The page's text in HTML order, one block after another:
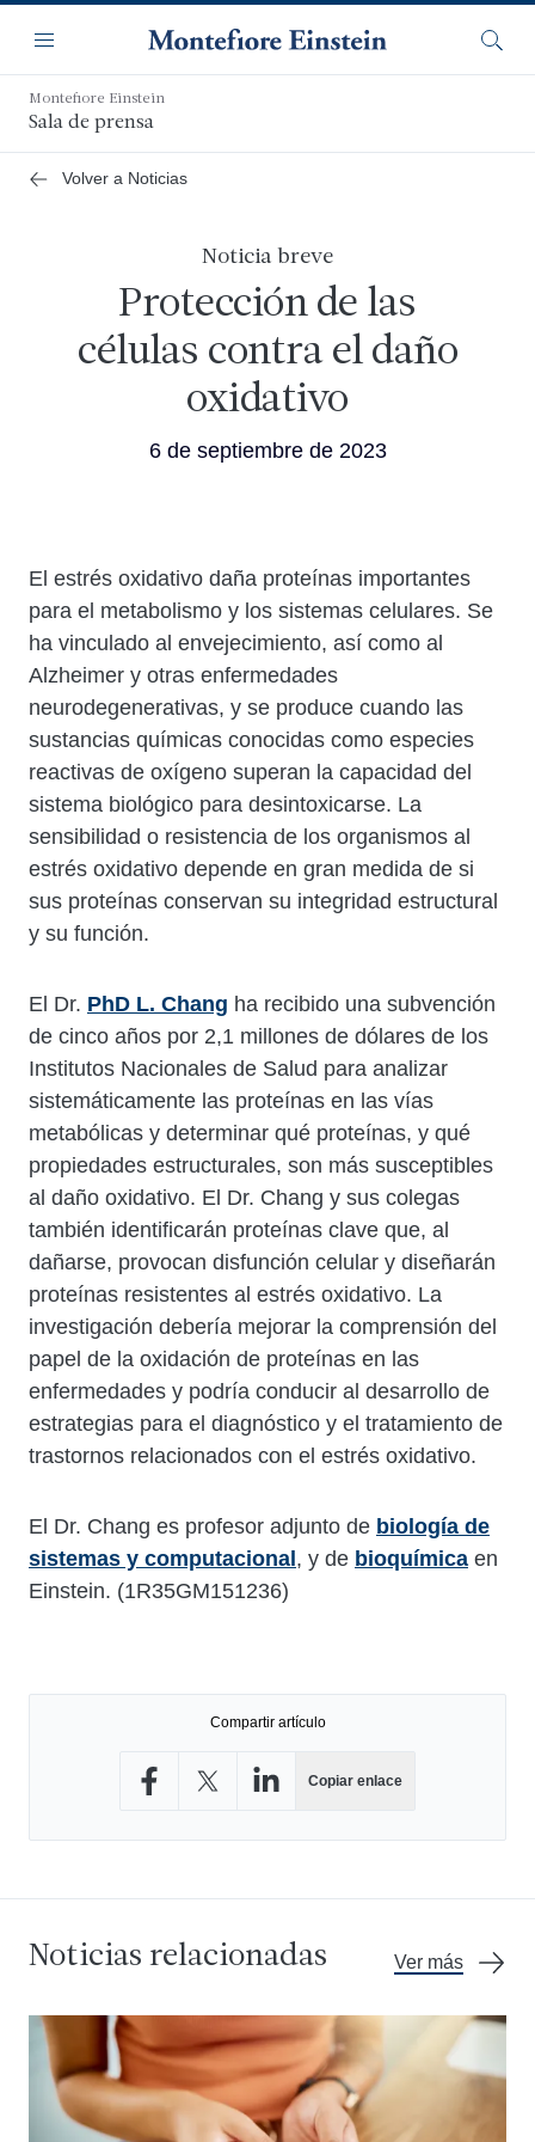
contenido
principal
Navegación
Menú
Montefiore Einstein
Sala de prensa
Volver a Noticias
Noticia breve
Protección de las
células contra el daño
oxidativo
6 de septiembre de 2023
Cuerpo
El estrés oxidativo daña proteínas importantes
para el metabolismo y los sistemas celulares. Se
ha vinculado al envejecimiento, así como al
Alzheimer y otras enfermedades
neurodegenerativas, y se produce cuando las
sustancias químicas conocidas como especies
reactivas de oxígeno superan la capacidad del
sistema biológico para desintoxicarse. La
sensibilidad o resistencia de los organismos al
estrés oxidativo depende en gran medida de si
sus proteínas conservan su integridad estructural
y su función.
El Dr. PhD L. Chang ha recibido una subvención
de cinco años por 2,1 millones de dólares de los
Institutos Nacionales de Salud para analizar
sistemáticamente las proteínas en las vías
metabólicas y determinar qué proteínas, y qué
propiedades estructurales, son más susceptibles
al daño oxidativo. El Dr. Chang y sus colegas
también identificarán proteínas clave que, al
dañarse, provocan disfunción celular y diseñarán
proteínas resistentes al estrés oxidativo. La
investigación debería mejorar la comprensión del
papel de la oxidación de proteínas en las
enfermedades y podría conducir al desarrollo de
estrategias para el diagnóstico y el tratamiento de
trastornos relacionados con el estrés oxidativo.
El Dr. Chang es profesor adjunto de biología de
sistemas y computacional , y de bioquímica en
Einstein. (1R35GM151236)
Compartir artículo
Copiar enlace
Noticias relacionadas Ver más